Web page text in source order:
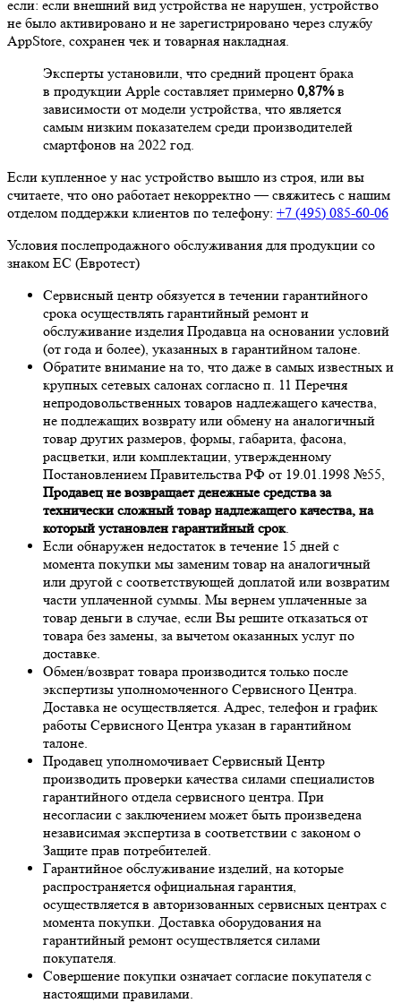
если: если внешний вид устройства не нарушен, устройство
не было активировано и не зарегистрировано через службу
AppStore, сохранен чек и товарная накладная.
Эксперты установили, что средний процент брака
в продукции Apple составляет примерно 0,87%в
зависимости от модели устройства, что является
самым низким показателем среди производителей
смартфонов на 2022 год.
Если купленное у нас устройство вышло из строя, или вы
считаете, что оно работает некорректно — свяжитесь с нашим
отделом поддержки клиентов по телефону: +7 (495) 085-60-06
Условия послепродажного обслуживания для продукции со
знаком ЕС (Евротест)
Сервисный центр обязуется в течении гарантийного
срока осуществлять гарантийный ремонт и
обслуживание изделия Продавца на основании условий
(от года и более), указанных в гарантийном талоне.
Обратите внимание на то, что даже в самых известных и
крупных сетевых салонах согласно п. 11 Перечня
непродовольственных товаров надлежащего качества,
не подлежащих возврату или обмену на аналогичный
товар других размеров, формы, габарита, фасона,
расцветки, или комплектации, утвержденному
Постановлением Правительства РФ от 19.01.1998 №55,
Продавец не возвращает денежные средства за
технически сложный товар надлежащего качества, на
который установлен гарантийный срок.
Если обнаружен недостаток в течение 15 дней с
момента покупки мы заменим товар на аналогичный
или другой с соответствующей доплатой или возвратим
части уплаченной суммы. Мы вернем уплаченные за
товар деньги в случае, если Вы решите отказаться от
товара без замены, за вычетом оказанных услуг по
доставке.
Обмен/возврат товара производится только после
экспертизы уполномоченного Сервисного Центра.
Доставка не осуществляется. Адрес, телефон и график
работы Сервисного Центра указан в гарантийном
талоне.
Продавец уполномочивает Сервисный Центр
производить проверки качества силами специалистов
гарантийного отдела сервисного центра. При
несогласии с заключением может быть произведена
независимая экспертиза в соответствии с законом о
Защите прав потребителей.
Гарантийное обслуживание изделий, на которые
распространяется официальная гарантия,
осуществляется в авторизованных сервисных центрах с
момента покупки. Доставка оборудования на
гарантийный ремонт осуществляется силами
покупателя.
Совершение покупки означает согласие покупателя с
настоящими правилами.